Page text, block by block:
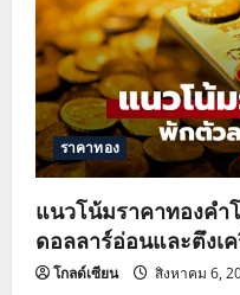
g
a
t
i
o
n
ราคาทอง
แนวโน้มราคาทองคำ
ดอลลาร์อ่อนและตึงเ
โกลด์เซียน สิงหาคม 6,